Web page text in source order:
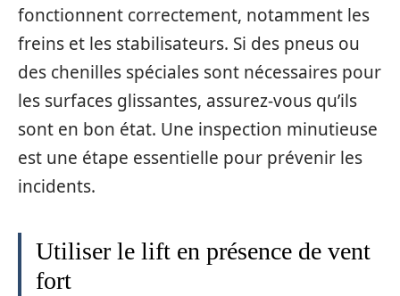
fonctionnent correctement, notamment les
freins et les stabilisateurs. Si des pneus ou
des chenilles spéciales sont nécessaires pour
les surfaces glissantes, assurez-vous qu’ils
sont en bon état. Une inspection minutieuse
est une étape essentielle pour prévenir les
incidents.
Utiliser le lift en présence de vent
fort